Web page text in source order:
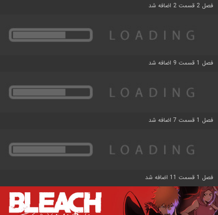
فصل 2 قسمت 2 اضافه شد
فصل 1 قسمت 9 اضافه شد
فصل 1 قسمت 7 اضافه شد
فصل 1 قسمت 11 اضافه شد